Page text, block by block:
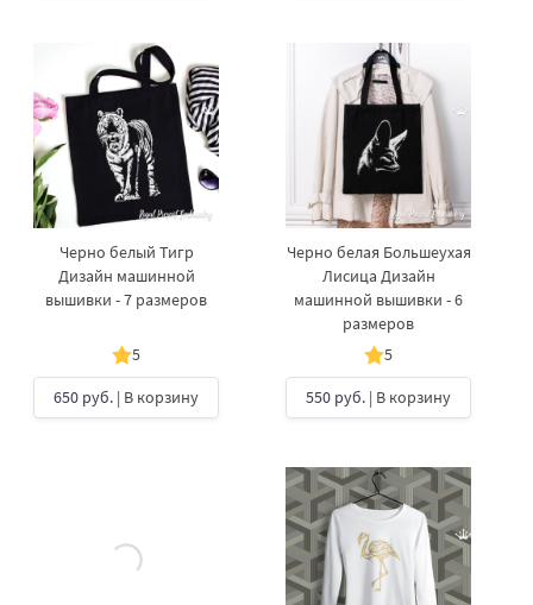
Черно белый Тигр
Дизайн машинной
вышивки - 7 размеров
5
650 руб. | В корзину
Черно белая Большеухая
Лисица Дизайн
машинной вышивки - 6
размеров
5
550 руб. | В корзину